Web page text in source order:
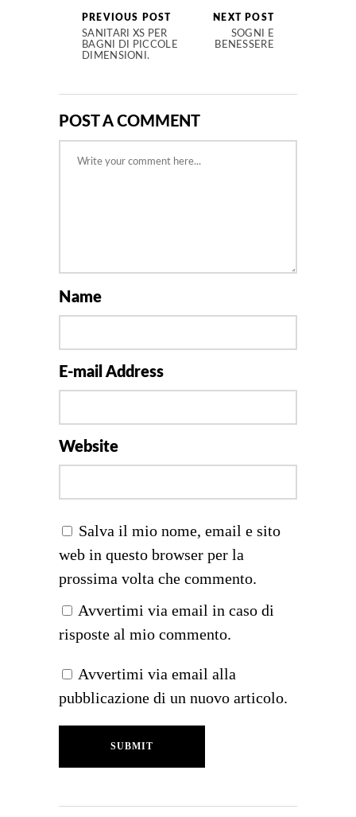
PREVIOUS POST
SANITARI XS PER
BAGNI DI PICCOLE
DIMENSIONI.
NEXT POST
SOGNI E
BENESSERE
POST A COMMENT
Name
E-mail Address
Website
Salva il mio nome, email e sito
web in questo browser per la
prossima volta che commento.
Avvertimi via email in caso di
risposte al mio commento.
Avvertimi via email alla
pubblicazione di un nuovo articolo.
SUBMIT